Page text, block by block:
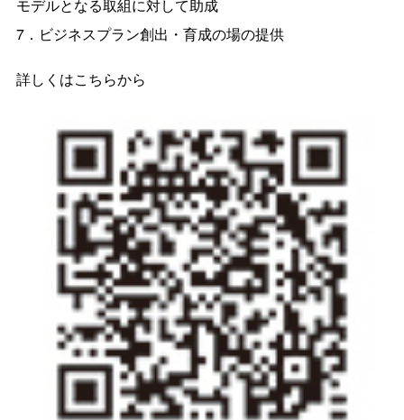
モデルとなる取組に対して助成
7．ビジネスプラン創出・育成の場の提供
詳しくはこちらから